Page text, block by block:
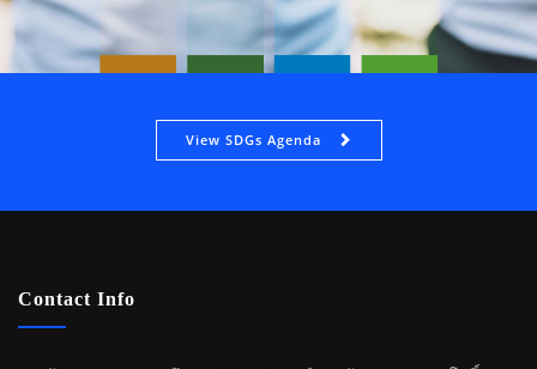
View SDGs Agenda
Contact Info